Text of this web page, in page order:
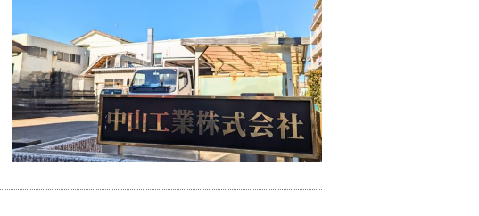
切削 研削 研磨 穴あけ加工・タップ加工 表面処理